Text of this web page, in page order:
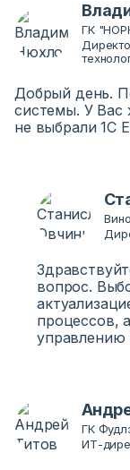
ГК
Добрый день.
системы. У Вас
не выбрали 1С
вопрос.
процессов,
управлению
ГК
ИТ-